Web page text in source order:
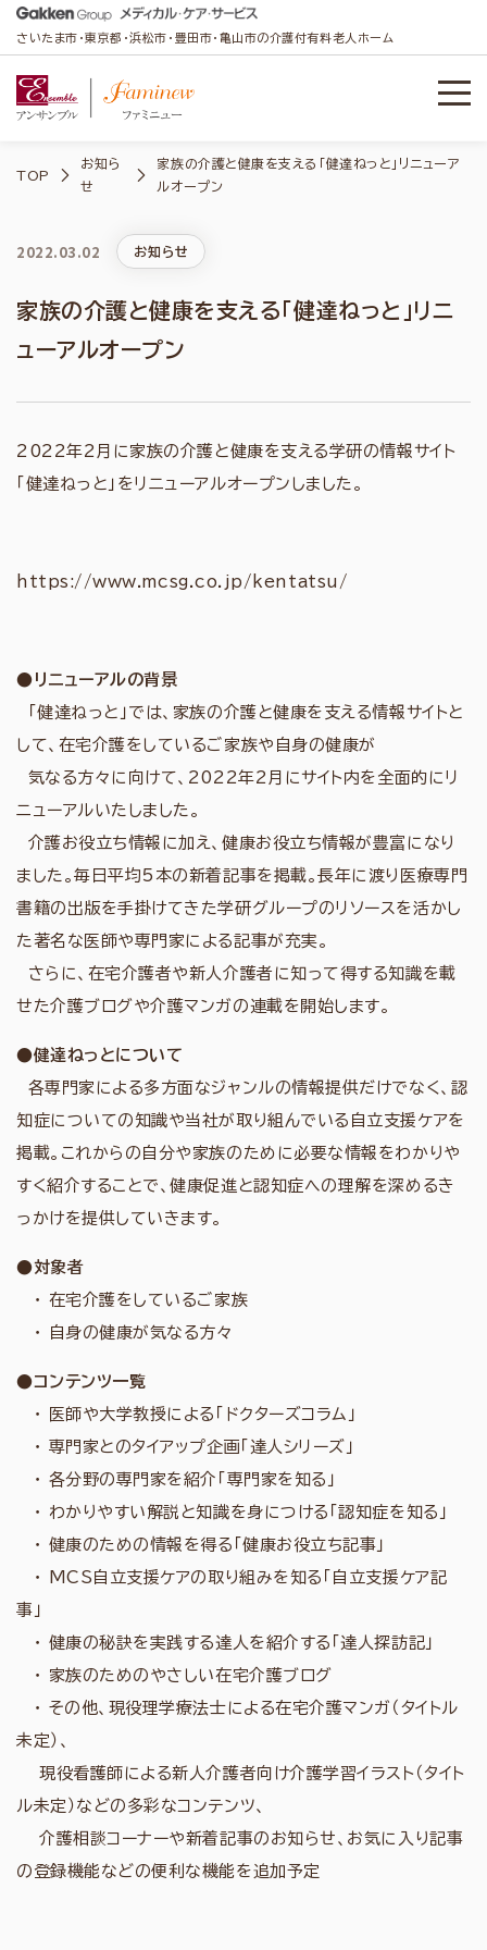
さいたま市・東京都・浜松市・豊田市・亀山市の介護付有料老人ホーム
TOP
お知ら
せ
家族の介護と健康を支える「健達ねっと」リニューア
ルオープン
2022.03.02 お知らせ
家族の介護と健康を支える「健達ねっと」リニ
ューアルオープン
2022年2月に家族の介護と健康を支える学研の情報サイト
「健達ねっと」をリニューアルオープンしました。
https://www.mcsg.co.jp/kentatsu/
●リニューアルの背景
「健達ねっと」では、家族の介護と健康を支える情報サイトと
して、在宅介護をしているご家族や自身の健康が
気なる方々に向けて、2022年2月にサイト内を全面的にリ
ニューアルいたしました。
介護お役立ち情報に加え、健康お役立ち情報が豊富になり
ました。毎日平均5本の新着記事を掲載。長年に渡り医療専門
書籍の出版を手掛けてきた学研グループのリソースを活かし
た著名な医師や専門家による記事が充実。
さらに、在宅介護者や新人介護者に知って得する知識を載
せた介護ブログや介護マンガの連載を開始します。
●健達ねっとについて
各専門家による多方面なジャンルの情報提供だけでなく、認
知症についての知識や当社が取り組んでいる自立支援ケアを
掲載。これからの自分や家族のために必要な情報をわかりや
すく紹介することで、健康促進と認知症への理解を深めるき
っかけを提供していきます。
●対象者
・ 在宅介護をしているご家族
・ 自身の健康が気なる方々
●コンテンツ一覧
・ 医師や大学教授による「ドクターズコラム」
・ 専門家とのタイアップ企画「達人シリーズ」
・ 各分野の専門家を紹介「専門家を知る」
・ わかりやすい解説と知識を身につける「認知症を知る」
・ 健康のための情報を得る「健康お役立ち記事」
・ MCS自立支援ケアの取り組みを知る「自立支援ケア記
事」
・ 健康の秘訣を実践する達人を紹介する「達人探訪記」
・ 家族のためのやさしい在宅介護ブログ
・ その他、現役理学療法士による在宅介護マンガ（タイトル
未定）、
現役看護師による新人介護者向け介護学習イラスト（タイト
ル未定）などの多彩なコンテンツ、
介護相談コーナーや新着記事のお知らせ、お気に入り記事
の登録機能などの便利な機能を追加予定